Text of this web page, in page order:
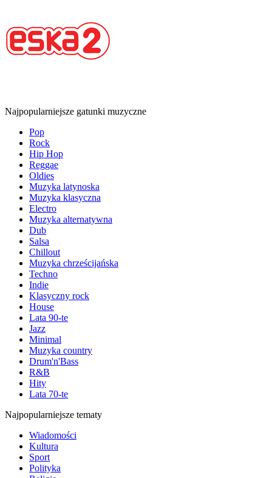
Najpopularniejsze gatunki muzyczne
Pop
Rock
Hip Hop
Reggae
Oldies
Muzyka latynoska
Muzyka klasyczna
Electro
Muzyka alternatywna
Dub
Salsa
Chillout
Muzyka chrześcijańska
Techno
Indie
Klasyczny rock
House
Lata 90-te
Jazz
Minimal
Muzyka country
Drum'n'Bass
R&B
Hity
Lata 70-te
Najpopularniejsze tematy
Wiadomości
Kultura
Sport
Polityka